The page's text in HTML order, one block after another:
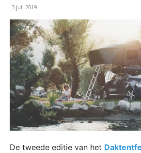
3 juli 2019
De tweede editie van het